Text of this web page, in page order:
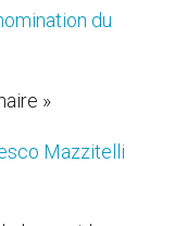
du
»
Mazzitelli